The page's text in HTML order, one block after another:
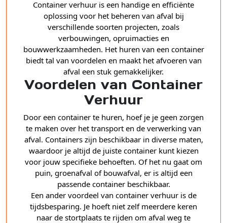
Container verhuur is een handige en efficiënte
oplossing voor het beheren van afval bij
verschillende soorten projecten, zoals
verbouwingen, opruimacties en
bouwwerkzaamheden. Het huren van een container
biedt tal van voordelen en maakt het afvoeren van
afval een stuk gemakkelijker.
Voordelen van Container
Verhuur
Door een container te huren, hoef je je geen zorgen
te maken over het transport en de verwerking van
afval. Containers zijn beschikbaar in diverse maten,
waardoor je altijd de juiste container kunt kiezen
voor jouw specifieke behoeften. Of het nu gaat om
puin, groenafval of bouwafval, er is altijd een
passende container beschikbaar.
Een ander voordeel van container verhuur is de
tijdsbesparing. Je hoeft niet zelf meerdere keren
naar de stortplaats te rijden om afval weg te